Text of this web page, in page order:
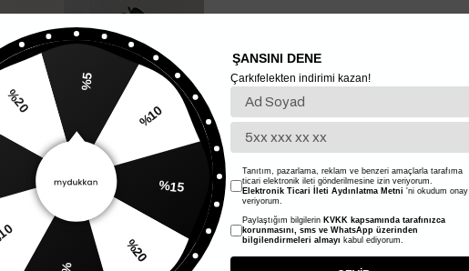
%10
%20
ŞANSINI DENE
Çarkıfelekten indirimi kazan!
Tanıtım, pazarlama, reklam ve benzeri amaçlarla tarafıma
ticari elektronik ileti gönderilmesine izin veriyorum.
Elektronik Ticari İleti Aydınlatma Metni 'ni okudum onay
veriyorum.
Paylaştığım bilgilerin KVKK kapsamında tarafınızca
korunmasını, sms ve WhatsApp üzerinden
bilgilendirmeleri almayı kabul ediyorum.